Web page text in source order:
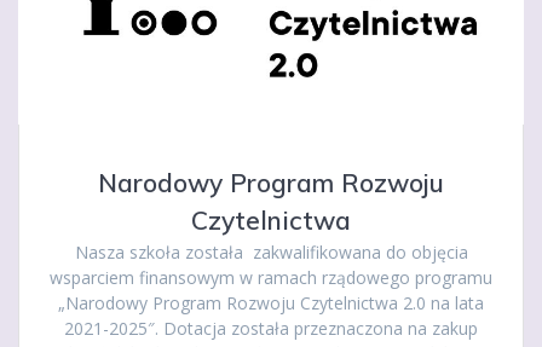
Narodowy Program Rozwoju
Czytelnictwa
Nasza szkoła została zakwalifikowana do objęcia
wsparciem finansowym w ramach rządowego programu
„Narodowy Program Rozwoju Czytelnictwa 2.0 na lata
2021-2025″. Dotacja została przeznaczona na zakup